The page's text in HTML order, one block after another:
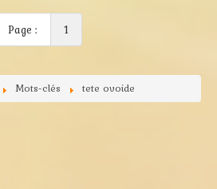
Page : 1
Mots-clés tete ovoide